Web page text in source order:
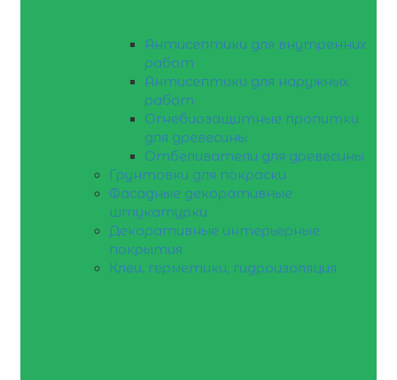
Антисептики для внутренних
работ
Антисептики для наружных
работ
Огнебиозащитные пропитки
для древесины
Отбеливатели для древесины
Грунтовки для покраски
Фасадные декоративные
штукатурки
Декоративные интерьерные
покрытия
Клеи, герметики, гидроизоляция